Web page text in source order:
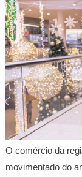
O comércio da
movimentado do